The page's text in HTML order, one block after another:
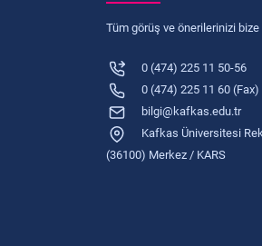
Tüm görüş ve önerilerinizi
0 (474) 225 11 50-56
0 (474) 225 11 60 (Fax)
bilgi@kafkas.edu.tr
Kafkas Üniversitesi
(36100) Merkez / KARS